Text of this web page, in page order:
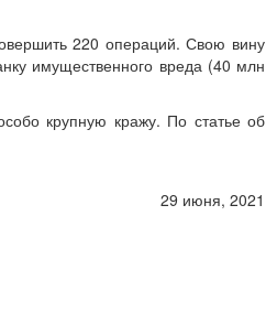
220 операций. Свою вину
имущественного вреда (40 млн
крупную кражу. По статье об
29 июня, 2021